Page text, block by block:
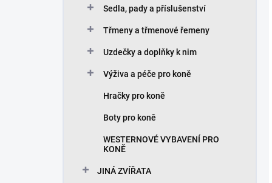
Sedla, pady a příslušenství
Třmeny a třmenové řemeny
Uzdečky a doplňky k nim
Výživa a péče pro koně
Hračky pro koně
Boty pro koně
WESTERNOVÉ VYBAVENÍ PRO
KONĚ
JINÁ ZVÍŘATA